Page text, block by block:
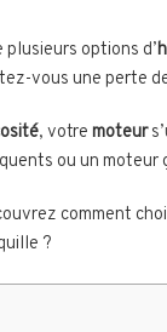
options d’
vous une perte
, votre moteur
ou un moteur
comment
?